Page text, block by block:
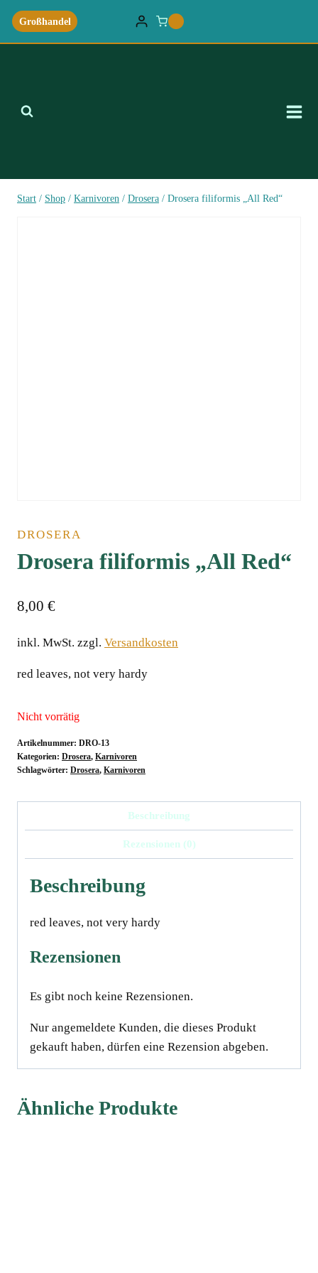
Zum
Inhalt
springen
Großhandel
Start / Shop / Karnivoren / Drosera / Drosera filiformis „All Red“
DROSERA
Drosera filiformis „All Red“
8,00 €
inkl. MwSt. zzgl. Versandkosten
red leaves, not very hardy
Nicht vorrätig
Artikelnummer: DRO-13
Kategorien: Drosera, Karnivoren
Schlagwörter: Drosera, Karnivoren
Beschreibung
Rezensionen (0)
Beschreibung
red leaves, not very hardy
Rezensionen
Es gibt noch keine Rezensionen.
Nur angemeldete Kunden, die dieses Produkt
gekauft haben, dürfen eine Rezension abgeben.
Ähnliche Produkte